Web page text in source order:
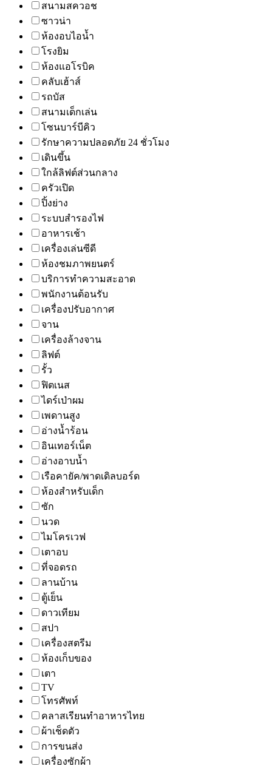
สนามสควอช
ซาวน่า
ห้องอบไอน้ำ
โรงยิม
ห้องแอโรบิค
คลับเฮ้าส์
รถบัส
สนามเด็กเล่น
โซนบาร์บีคิว
รักษาความปลอดภัย 24 ชั่วโมง
เดินขึ้น
ใกล้ลิฟต์ส่วนกลาง
ครัวเปิด
ปิ้งย่าง
ระบบสำรองไฟ
อาหารเช้า
เครื่องเล่นซีดี
ห้องชมภาพยนตร์
บริการทำความสะอาด
พนักงานต้อนรับ
เครื่องปรับอากาศ
จาน
เครื่องล้างจาน
ลิฟต์
รั้ว
ฟิตเนส
ไดร์เป่าผม
เพดานสูง
อ่างน้ำร้อน
อินเทอร์เน็ต
อ่างอาบน้ำ
เรือคายัค/พาดเดิลบอร์ด
ห้องสำหรับเด็ก
ซัก
นวด
ไมโครเวฟ
เตาอบ
ที่จอดรถ
ลานบ้าน
ตู้เย็น
ดาวเทียม
สปา
เครื่องสตรีม
ห้องเก็บของ
เตา
TV
โทรศัพท์
คลาสเรียนทำอาหารไทย
ผ้าเช็ดตัว
การขนส่ง
เครื่องซักผ้า